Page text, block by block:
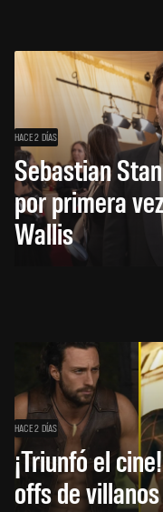
HACE 2 DÍAS
Sebastian
por primera
Wallis
HACE 2 DÍAS
¡Triunfó el
offs de